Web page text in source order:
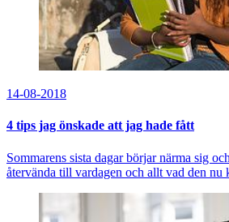
14-08-2018
4 tips jag önskade att jag hade fått
Sommarens sista dagar börjar närma sig
återvända till vardagen och allt vad den nu